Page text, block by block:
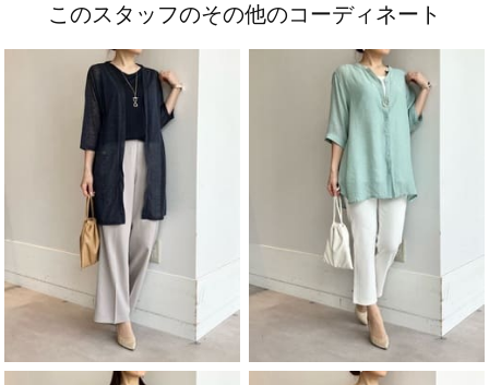
このスタッフのその他のコーディネート